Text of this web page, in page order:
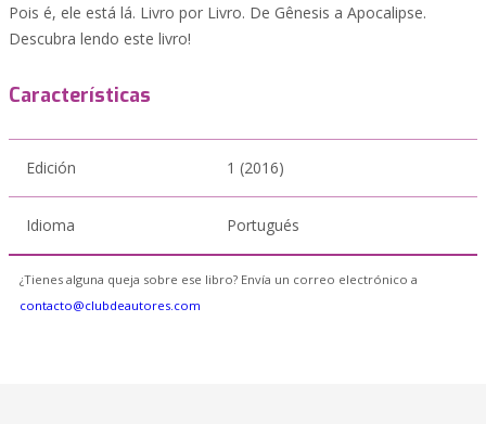
Pois é, ele está lá. Livro por Livro. De Gênesis a Apocalipse.
Descubra lendo este livro!
Características
Edición 1 (2016)
Idioma Portugués
¿Tienes alguna queja sobre ese libro? Envía un correo electrónico a
contacto@clubdeautores.com